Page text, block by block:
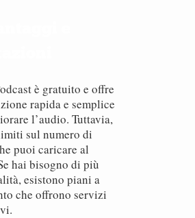
è gratuito e offre
rapida e semplice
l’audio. Tuttavia,
sul numero di
puoi caricare al
hai bisogno di più
esistono piani a
che offrono servizi